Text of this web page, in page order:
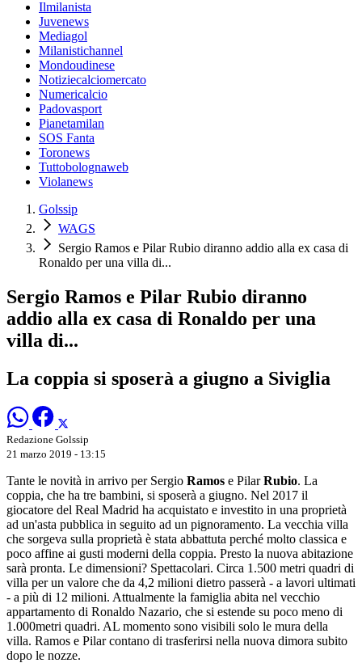
Ilmilanista
Juvenews
Mediagol
Milanistichannel
Mondoudinese
Notiziecalciomercato
Numericalcio
Padovasport
Pianetamilan
SOS Fanta
Toronews
Tuttobolognaweb
Violanews
Golssip
WAGS
Sergio Ramos e Pilar Rubio diranno addio alla ex casa di
Ronaldo per una villa di...
Sergio Ramos e Pilar Rubio diranno
addio alla ex casa di Ronaldo per una
villa di...
La coppia si sposerà a giugno a Siviglia
Redazione Golssip
21 marzo 2019 - 13:15
Tante le novità in arrivo per Sergio Ramos e PilarRubio. La
coppia, che ha tre bambini, si sposerà a giugno. Nel 2017 il
giocatore del Real Madrid ha acquistato e investito in una proprietà
ad un'asta pubblica in seguito ad un pignoramento. La vecchia villa
che sorgeva sulla proprietà è stata abbattuta perché molto classica e
poco affine ai gusti moderni della coppia. Presto la nuova abitazione
sarà pronta. Le dimensioni? Spettacolari. Circa 1.500 metri quadri di
villa per un valore che da 4,2 milioni dietro passerà - a lavori ultimati
- a più di 12 milioni. Attualmente la famiglia abita nel vecchio
appartamento di Ronaldo Nazario, che si estende su poco meno di
1.000metri quadri. AL momento sono visibili solo le mura della
villa. Ramos e Pilar contano di trasferirsi nella nuova dimora subito
dopo le nozze.